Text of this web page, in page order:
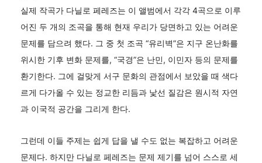
실제 작곡가 다닐로 페레즈는 이 앨범에서 각각 4곡으로 이루
어진 두 개의 조곡을 통해 현재 우리가 당면하고 있는 어려운
문제를 담으려 했다. 그 중 첫 조곡 “유리벽”은 지구 온난화를
위시한 기후 변화 문제를, “국경”은 난민, 이민자 등의 문제를
환기한다. 그에 걸맞게 서구 문화의 관점에서 보았을 때 색다
르게 다가올 수 있는 정교한 리듬과 낯선 질감은 원시적 자연
과 이국적 공간을 그리게 한다.
그런데 이들 주제는 쉽게 답을 낼 수도 없는 복잡하고 어려운
문제다. 하지만 다닐로 페레즈는 문제 제기를 넘어 스스로 세